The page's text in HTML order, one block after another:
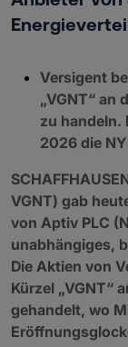
Versigent
„VGNT“ an
zu handeln.
2026 die
VGNT) gab
von Aptiv PLC
unabhängiges,
Die Aktien von
Kürzel „VGNT“
gehandelt, wo